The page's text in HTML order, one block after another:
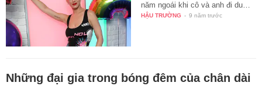
năm ngoái khi cô và anh đi du…
HẬU TRƯỜNG - 9 năm trước
Những đại gia trong bóng đêm của chân dài